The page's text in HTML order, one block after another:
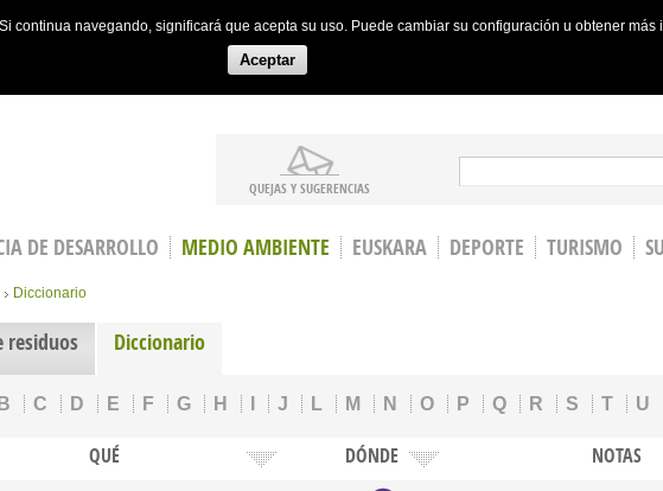
continua navegando, significará que acepta su uso. Puede cambiar su configuración u obtener más
Aceptar
QUEJAS Y SUGERENCIAS
Search form
DE DESARROLLO MEDIO AMBIENTE EUSKARA DEPORTE TURISMO
Diccionario
residuos Diccionario
B C D E F G H J L M N O P Q R S T U
QUÉ DÓNDE
NOTAS